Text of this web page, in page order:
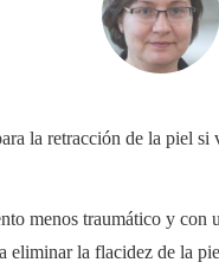
menos traumático y con
eliminar la flacidez de la